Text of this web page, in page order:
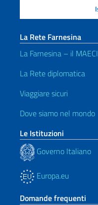
La Rete Farnesina
La Farnesina – il MAECI
La Rete diplomatica
Viaggiare sicuri
Dove siamo nel mondo
Le Istituzioni
Governo Italiano
Europa.eu
Domande frequenti